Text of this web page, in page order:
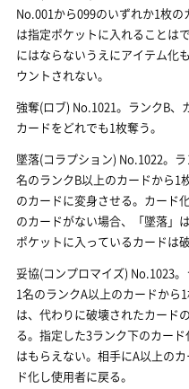
No.001から099のいずれか1枚
は指定ポケットに入れることは
にはならないうえにアイテム化
ウントされない。
強奪(ロブ) No.1021。ランクB、
カードをどれでも1枚奪う。
墜落(コラプション) No.1022。
名のランクB以上のカードから1
のカードに変身させる。カード
のカードがない場合、「墜落」
ポケットに入っているカードは
妥協(コンプロマイズ) No.1023
1名のランクA以上のカードから
は、代わりに破壊されたカード
る。指定した3ランク下のカー
はもらえない。相手にA以上の
ド化し使用者に戻る。